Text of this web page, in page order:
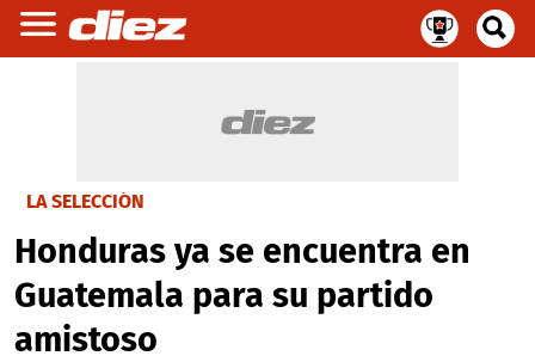
LA SELECCIÓN
Honduras ya se encuentra en
Guatemala para su partido
amistoso